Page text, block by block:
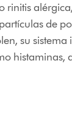
de
su
histaminas,